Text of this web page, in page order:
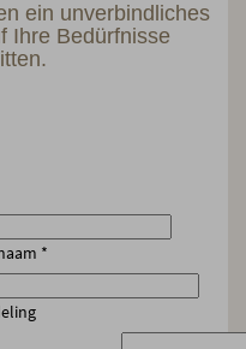
ein unverbindliches
Ihre Bedürfnisse
*